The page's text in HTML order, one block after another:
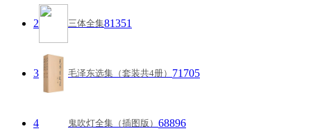
2 三体全集81351
3 毛泽东选集（套装共4册） 71705
4 鬼吹灯全集（插图版） 68896